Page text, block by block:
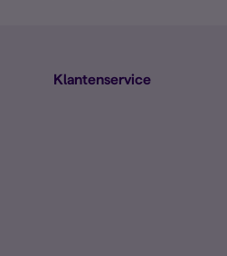
Klantenservice